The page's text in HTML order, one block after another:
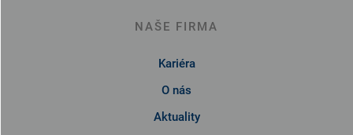
NAŠE FIRMA
Kariéra
O nás
Aktuality